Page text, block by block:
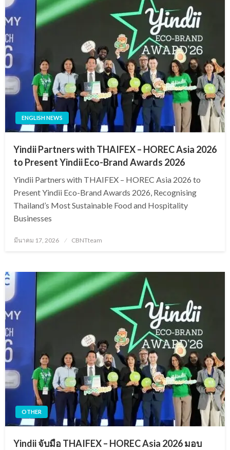
ENGLISH NEWS
Yindii Partners with THAIFEX – HOREC Asia 2026
to Present Yindii Eco-Brand Awards 2026
Yindii Partners with THAIFEX – HOREC Asia 2026 to
Present Yindii Eco-Brand Awards 2026, Recognising
Thailand’s Most Sustainable Food and Hospitality
Businesses
Posted
มีนาคม 17, 2026 CBNTteam
OTHER
Yindii จับมือ THAIFEX – HOREC Asia 2026 มอบ